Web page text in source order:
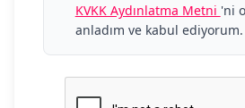
KVKK Aydınlatma Metni 'ni
anladım ve kabul